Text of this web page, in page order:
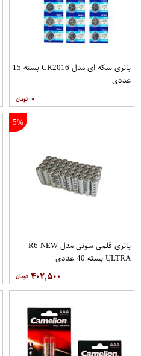
باتری سکه ای مدل CR2016 بسته 15
عددی
۰
5%
باتری قلمی سونی مدل R6 NEW
ULTRA بسته 40 عددی
۴۰۲,۵۰۰